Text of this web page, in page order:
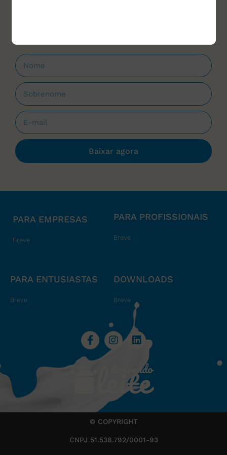
Baixar agora
PARA EMPRESAS
Breve
PARA PROFISSIONAIS
Breve
PARA ENTUSIASTAS
Breve
DOWNLOADS
Breve
© COPYRIGHT
CNPJ 51.538.792/0001-93